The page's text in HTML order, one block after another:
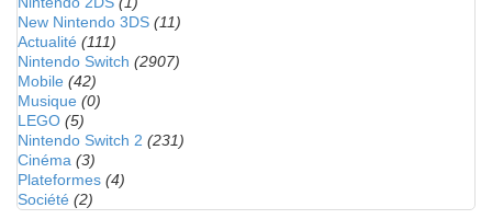
New Nintendo 3DS (11)
Actualité (111)
Nintendo Switch (2907)
Mobile (42)
Musique (0)
LEGO (5)
Nintendo Switch 2 (231)
Cinéma (3)
Plateformes (4)
Société (2)